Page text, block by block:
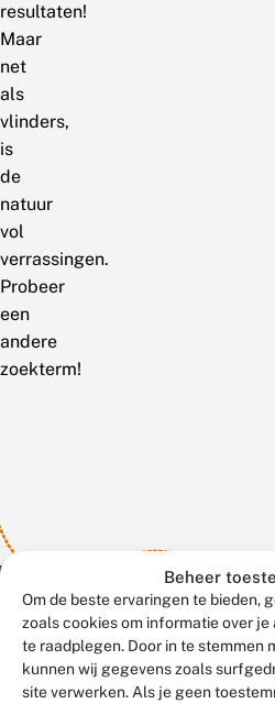
Beheer
Om de beste ervaringen te bieden,
zoals cookies om informatie over
te raadplegen. Door in te stemmen
kunnen wij gegevens zoals
site verwerken. Als je geen
resultaten!
Maar
net
als
vlinders,
is
de
natuur
vol
verrassingen.
Probeer
een
andere
zoekterm!
Meld waarnemingen
© 2026
Duurzaam ontwikkeld door